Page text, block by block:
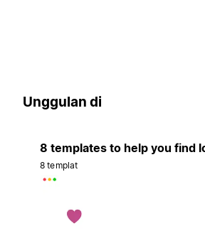
Unggulan di
8 templates to help you find
8 templat